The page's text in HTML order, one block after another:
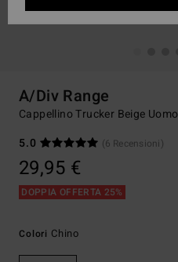
A/Div Range
Cappellino Trucker Beige Uomo
5.0
(6 Recensioni)
29,95 €
DOPPIA OFFERTA 25%
Colori Chino